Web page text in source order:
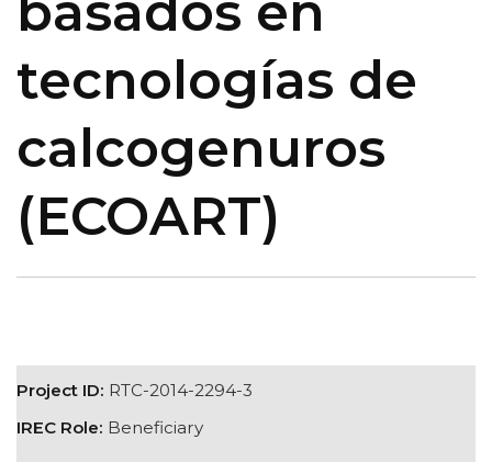
tecnologías de
calcogenuros
(ECOART)
Project ID: RTC-2014-2294-3
IREC Role: Beneficiary